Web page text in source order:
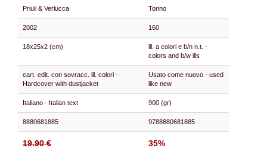
Priuli & Verlucca Torino
2002 160
18x25x2 (cm)
ill. a colori e b/n n.t. -
colors and b/w ills
cart. edit. con sovracc. ill. colori -
Hardcover with dustjacket
Usato come nuovo - used
like new
Italiano - Italian text 900 (gr)
8880681885 9788880681885
19.90 € 35%